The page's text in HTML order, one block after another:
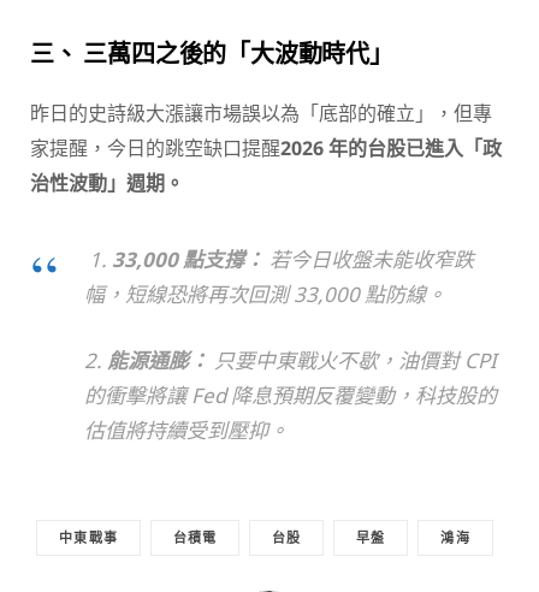
三、 三萬四之後的「大波動時代」
昨日的史詩級大漲讓市場誤以為「底部的確立」，但專
家提醒，今日的跳空缺口提醒2026 年的台股已進入「政
治性波動」週期。
1. 33,000 點支撐： 若今日收盤未能收窄跌
幅，短線恐將再次回測 33,000 點防線。
2. 能源通膨： 只要中東戰火不歇，油價對 CPI
的衝擊將讓 Fed 降息預期反覆變動，科技股的
估值將持續受到壓抑。
中東戰事 台積電 台股 早盤 鴻海